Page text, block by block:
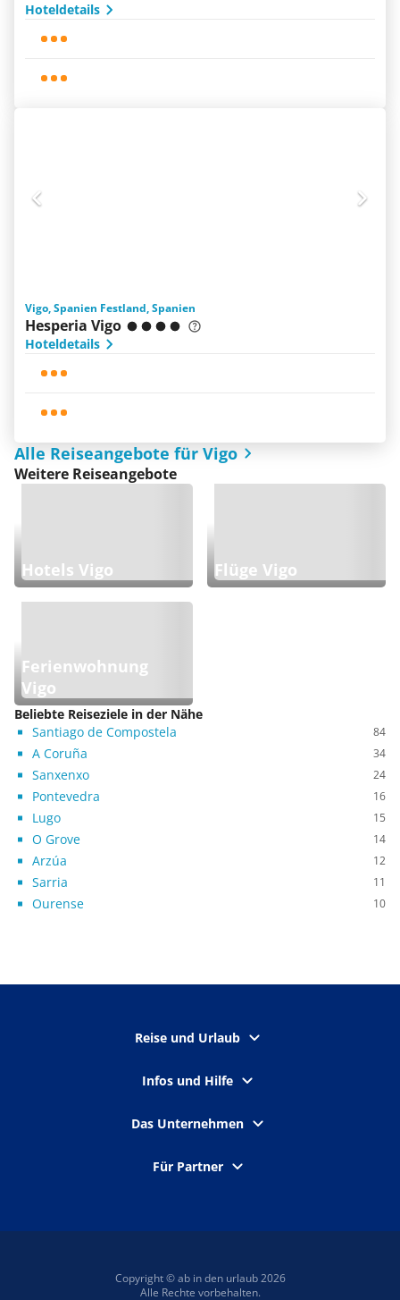
Hoteldetails
Vigo, Spanien Festland, Spanien
Hesperia Vigo
Hoteldetails
Alle Reiseangebote für Vigo
Weitere Reiseangebote
Hotels Vigo Flüge Vigo
Ferienwohnung
Vigo
Beliebte Reiseziele in der Nähe
Santiago de Compostela
84
A Coruña 34
Sanxenxo 24
Pontevedra 16
Lugo 15
O Grove 14
Arzúa 12
Sarria 11
Ourense 10
Reise und Urlaub
Infos und Hilfe
Das Unternehmen
Für Partner
Copyright © ab in den urlaub 2026
Alle Rechte vorbehalten.